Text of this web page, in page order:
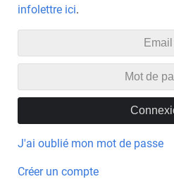
infolettre ici.
J'ai oublié mon mot de passe
Créer un compte